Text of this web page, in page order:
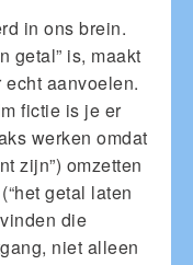
in ons brein.
getal” is, maakt
aanvoelen.
fictie is je er
werken omdat
zijn”) omzetten
getal laten
die
niet alleen